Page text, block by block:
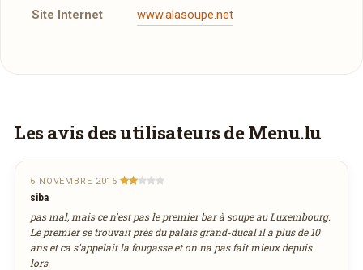
Site Internet www.alasoupe.net
Vous aimeriez être livré ?
Vous adorezÀ la Soupe Cloche d'Oret vous
voudriez déguster ses plats à la maison ? Ce
en ligne. Demandez-lui de rejoindre
wedely.compour commander et être livré
Les avis des utilisateurs de Menu.lu
6 NOVEMBRE 2015
siba
pas mal, mais ce n'est pas le premier bar à soupe au Luxembourg.
Le premier se trouvait près du palais grand-ducal il a plus de 10
ans et ca s'appelait la fougasse et on na pas fait mieux depuis
lors.